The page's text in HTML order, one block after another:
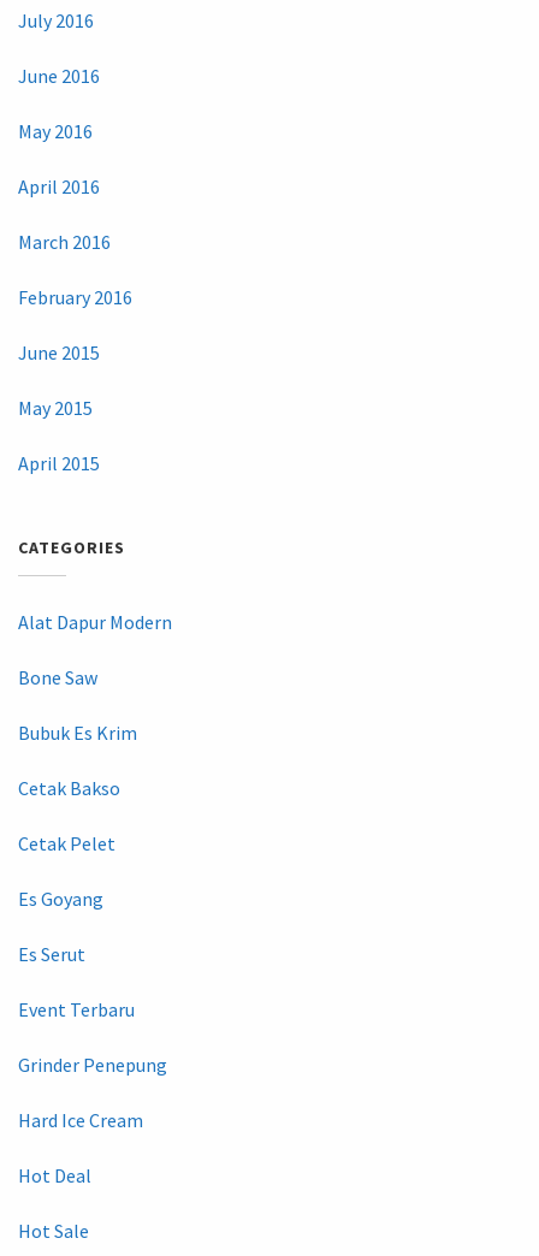
July 2016
June 2016
May 2016
April 2016
March 2016
February 2016
June 2015
May 2015
April 2015
CATEGORIES
Alat Dapur Modern
Bone Saw
Bubuk Es Krim
Cetak Bakso
Cetak Pelet
Es Goyang
Es Serut
Event Terbaru
Grinder Penepung
Hard Ice Cream
Hot Deal
Hot Sale